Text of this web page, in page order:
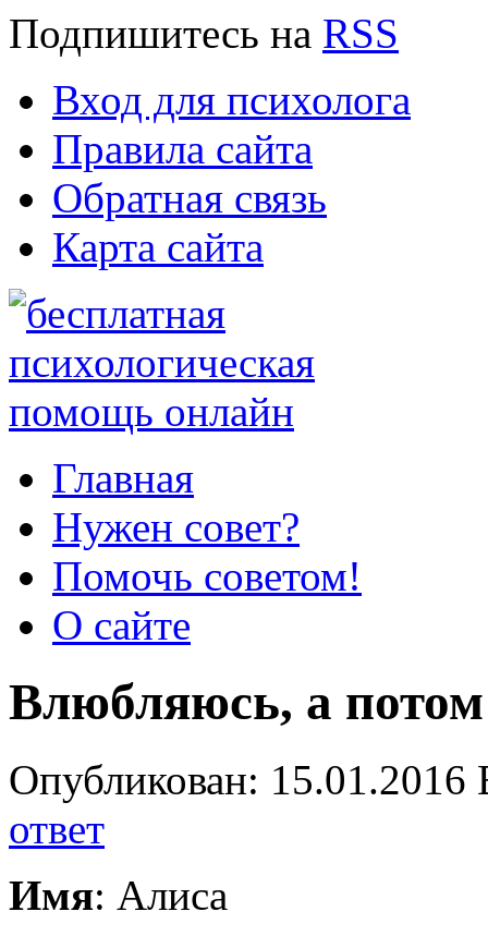
Подпишитесь на RSS
Вход для психолога
Правила сайта
Обратная связь
Карта сайта
Главная
Нужен совет?
Помочь советом!
О сайте
Влюбляюсь, а
Опубликован:
ответ
Имя: Алиса